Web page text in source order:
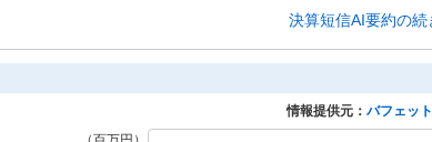
業など国内セグメントの収益悪化が課題として残っています
決算短信AI要約の続
情報提供元： バフェッ